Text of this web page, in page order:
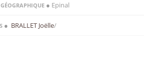
● Epinal
● BRALLET Joëlle/